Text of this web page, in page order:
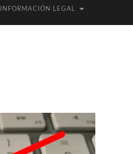
INFORMACIÓN LEGAL